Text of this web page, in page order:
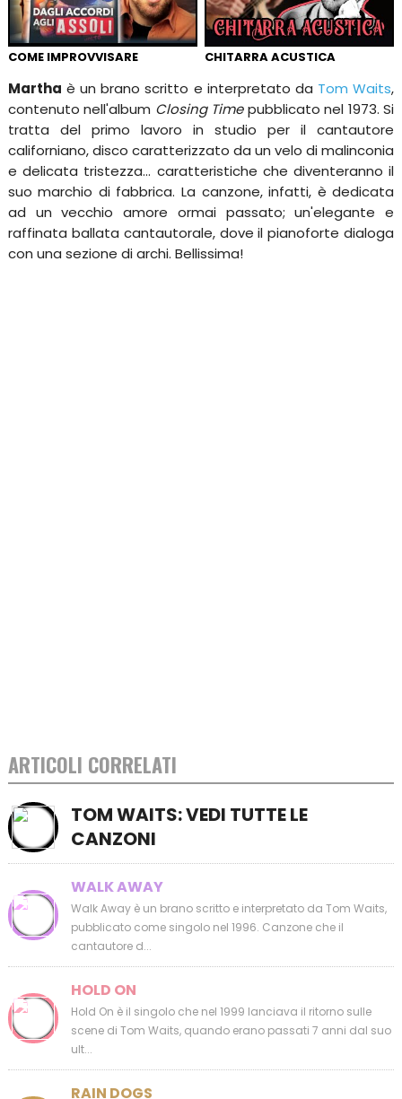
COME IMPROVVISARE CHITARRA ACUSTICA
Martha è un brano scritto e interpretato da Tom Waits,
contenuto nell'album Closing Timepubblicato nel 1973. Si
tratta del primo lavoro in studio per il cantautore
californiano, disco caratterizzato da un velo di malinconia
e delicata tristezza... caratteristiche che diventeranno il
suo marchio di fabbrica. La canzone, infatti, è dedicata
ad un vecchio amore ormai passato; un'elegante e
raffinata ballata cantautorale, dove il pianoforte dialoga
con una sezione di archi. Bellissima!
ARTICOLI CORRELATI
TOM WAITS: VEDI TUTTE LE
CANZONI
WALK AWAY
Walk Away è un brano scritto e interpretato da Tom Waits,
pubblicato come singolo nel 1996. Canzone che il
cantautore d...
HOLD ON
Hold On è il singolo che nel 1999 lanciava il ritorno sulle
scene di Tom Waits, quando erano passati 7 anni dal suo
ult...
RAIN DOGS